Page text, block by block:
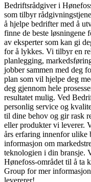
Bedriftsrådgiver i
som tilbyr
å hjelpe bedrifter med å
finne de beste løsningene
av eksperter som kan gi
for å lykkes. Vi tilbyr en
planlegging,
jobber sammen med deg
plan som vil hjelpe deg
deg gjennom hele
resultatet mulig. Ved
personlig service og
til dine behov og gir rask
eller produkter vi leverer.
års erfaring innenfor ulike
informasjon om
teknologien i din bransje.
Hønefoss-området til å ta
Group for mer
levererer!